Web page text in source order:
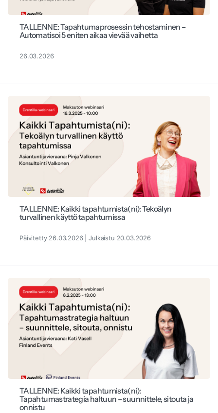
TALLENNE: Tapahtumaprosessin tehostaminen –
Automatisoi 5 eniten aikaa vievää vaihetta
26.03.2026
TALLENNE: Kaikki tapahtumista(ni): Tekoälyn
turvallinen käyttö tapahtumissa
Päivitetty 26.03.2026 | Julkaistu 20.03.2026
TALLENNE: Kaikki tapahtumista(ni):
Tapahtumastrategia haltuun – suunnittele, sitouta ja
onnistu